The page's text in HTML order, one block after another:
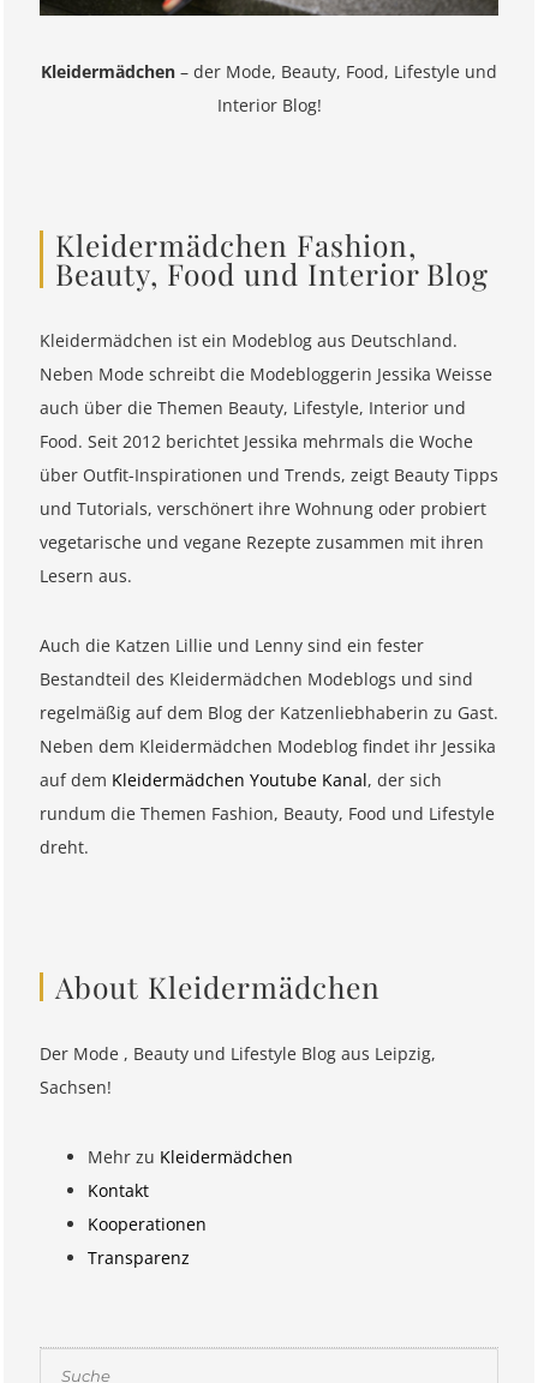
Kleidermädchen – der Mode, Beauty, Food, Lifestyle und
Interior Blog!
Kleidermädchen Fashion,
Beauty, Food und Interior Blog
Kleidermädchen ist ein Modeblog aus Deutschland.
Neben Mode schreibt die Modebloggerin Jessika Weisse
auch über die Themen Beauty, Lifestyle, Interior und
Food. Seit 2012 berichtet Jessika mehrmals die Woche
über Outfit-Inspirationen und Trends, zeigt Beauty Tipps
und Tutorials, verschönert ihre Wohnung oder probiert
vegetarische und vegane Rezepte zusammen mit ihren
Lesern aus.
Auch die Katzen Lillie und Lenny sind ein fester
Bestandteil des Kleidermädchen Modeblogs und sind
regelmäßig auf dem Blog der Katzenliebhaberin zu Gast.
Neben dem Kleidermädchen Modeblog findet ihr Jessika
auf dem Kleidermädchen Youtube Kanal, der sich
rundum die Themen Fashion, Beauty, Food und Lifestyle
dreht.
About Kleidermädchen
Der Mode , Beauty und Lifestyle Blog aus Leipzig,
Sachsen!
Mehr zu Kleidermädchen
Kontakt
Kooperationen
Transparenz